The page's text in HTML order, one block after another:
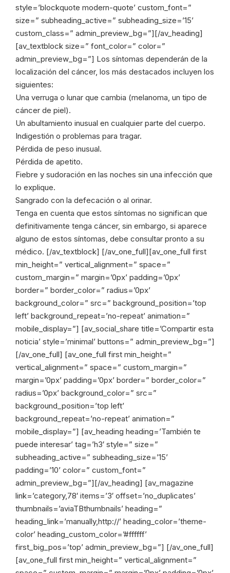
style=’blockquote modern-quote’ custom_font=”
size=” subheading_active=” subheading_size=’15’
custom_class=” admin_preview_bg=”][/av_heading]
[av_textblock size=” font_color=” color=”
admin_preview_bg=”] Los síntomas dependerán de la
localización del cáncer, los más destacados incluyen los
siguientes:
Una verruga o lunar que cambia (melanoma, un tipo de
cáncer de piel).
Un abultamiento inusual en cualquier parte del cuerpo.
Indigestión o problemas para tragar.
Pérdida de peso inusual.
Pérdida de apetito.
Fiebre y sudoración en las noches sin una infección que
lo explique.
Sangrado con la defecación o al orinar.
Tenga en cuenta que estos síntomas no significan que
definitivamente tenga cáncer, sin embargo, si aparece
alguno de estos síntomas, debe consultar pronto a su
médico. [/av_textblock] [/av_one_full][av_one_full first
min_height=” vertical_alignment=” space=”
custom_margin=” margin=’0px’ padding=’0px’
border=” border_color=” radius=’0px’
background_color=” src=” background_position=’top
left’ background_repeat=’no-repeat’ animation=”
mobile_display=”] [av_social_share title=’Compartir esta
noticia’ style=’minimal’ buttons=” admin_preview_bg=”]
[/av_one_full] [av_one_full first min_height=”
vertical_alignment=” space=” custom_margin=”
margin=’0px’ padding=’0px’ border=” border_color=”
radius=’0px’ background_color=” src=”
background_position=’top left’
background_repeat=’no-repeat’ animation=”
mobile_display=”] [av_heading heading=’También te
puede interesar’ tag=’h3′ style=” size=”
subheading_active=” subheading_size=’15’
padding=’10’ color=” custom_font=”
admin_preview_bg=”][/av_heading] [av_magazine
link=’category,78′ items=’3′ offset=’no_duplicates’
thumbnails=’aviaTBthumbnails’ heading=”
heading_link=’manually,http://’ heading_color=’theme-
color’ heading_custom_color=’#ffffff’
first_big_pos=’top’ admin_preview_bg=”] [/av_one_full]
[av_one_full first min_height=” vertical_alignment=”